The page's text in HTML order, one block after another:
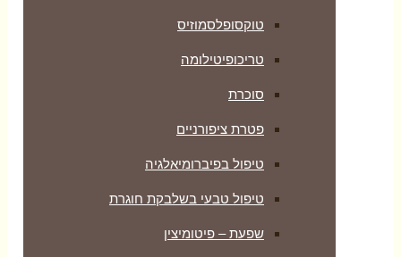
טוקסופלסמוזיס
טריכופיטילומה
סוכרת
פטרת ציפורניים
טיפול בפיברומיאלגיה
טיפול טבעי בשלבקת חוגרת
שפעת – פיטומיצין